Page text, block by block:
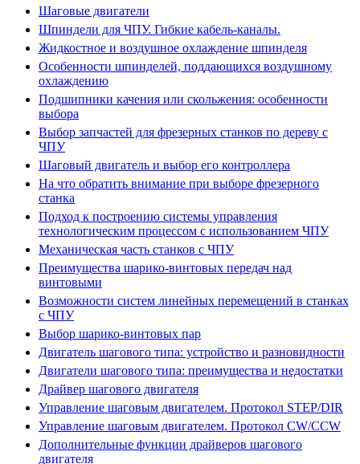
Шаговые двигатели
Шпиндели для ЧПУ. Гибкие кабель-каналы.
Жидкостное и воздушное охлаждение шпинделя
Особенности шпинделей, поддающихся воздушному
охлаждению
Подшипники качения или скольжения: особенности
выбора
Выбор запчастей для фрезерных станков по дереву с
ЧПУ
Шаговый двигатель и выбор его контроллера
На что обратить внимание при выборе фрезерного
станка
Подход к построению системы управления
технологическим процессом с использованием ЧПУ
Механическая часть станков с ЧПУ
Преимущества шарико-винтовых передач над
винтовыми
Возможности систем линейных перемещений в станках
с ЧПУ
Выбор шарико-винтовых пар
Двигатель шагового типа: устройство и разновидности
Двигатели шагового типа: преимущества и недостатки
Драйвер шагового двигателя
Управление шаговым двигателем. Протокол STEP/DIR
Управление шаговым двигателем. Протокол CW/CCW
Дополнительные функции драйверов шагового
двигателя